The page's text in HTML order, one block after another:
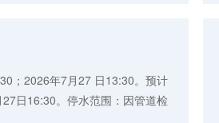
；2026年7月27 日13:30。预计
日16:30。停水范围：因管道检
用户进行...